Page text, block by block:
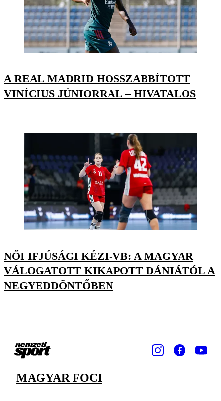
A REAL MADRID HOSSZABBÍTOTT
VINÍCIUS JÚNIORRAL – HIVATALOS
NŐI IFJÚSÁGI KÉZI-VB: A MAGYAR
VÁLOGATOTT KIKAPOTT DÁNIÁTÓL A
NEGYEDDÖNTŐBEN
MAGYAR FOCI